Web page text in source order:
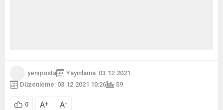
yeniposta
Yayınlama: 03.12.2021
Düzenleme: 03.12.2021 10:26
59
0 A+ A-